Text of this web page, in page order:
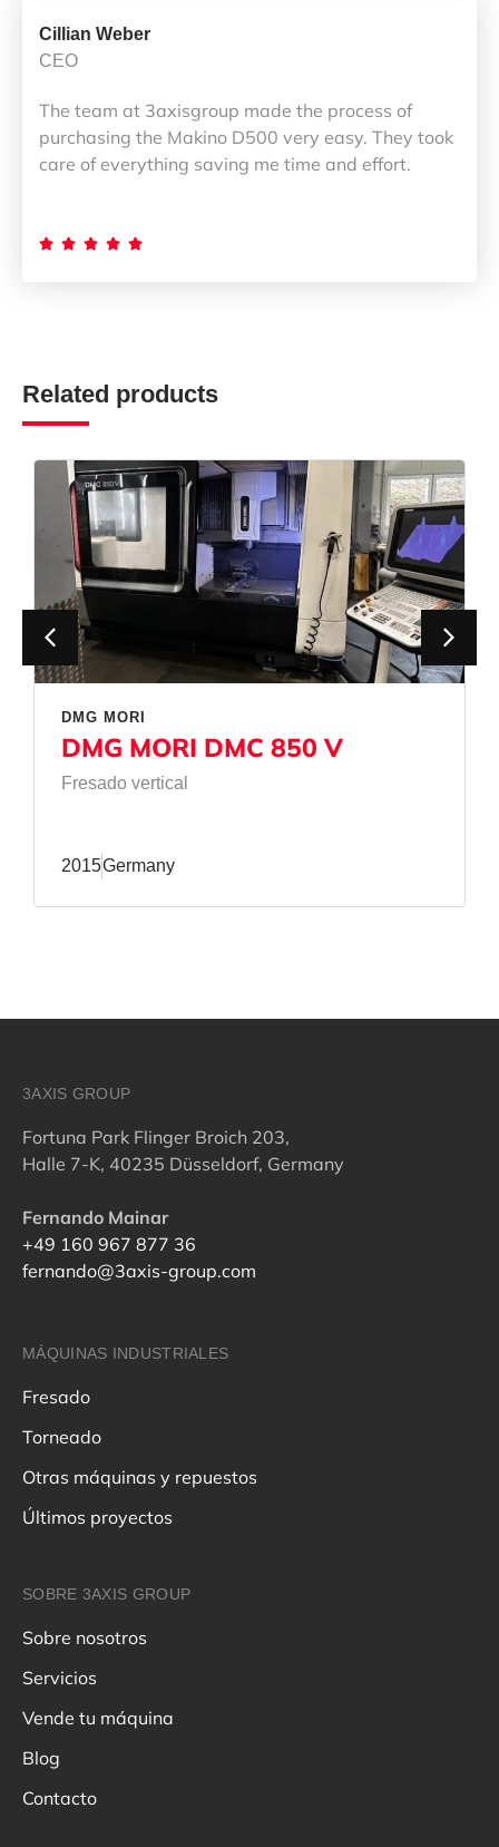
Cillian Weber
CEO
The team at 3axisgroup made the process of
purchasing the Makino D500 very easy. They took
care of everything saving me time and effort.
    
Related products
DMG MORI
DMG MORI DMC 850 V
Fresado vertical
2015Germany
3AXIS GROUP
Fortuna Park Flinger Broich 203,
Halle 7-K, 40235 Düsseldorf, Germany
Fernando Mainar
+49 160 967 877 36
fernando@3axis-group.com
MÁQUINAS INDUSTRIALES
Fresado
Torneado
Otras máquinas y repuestos
Últimos proyectos
SOBRE 3AXIS GROUP
Sobre nosotros
Servicios
Vende tu máquina
Blog
Contacto